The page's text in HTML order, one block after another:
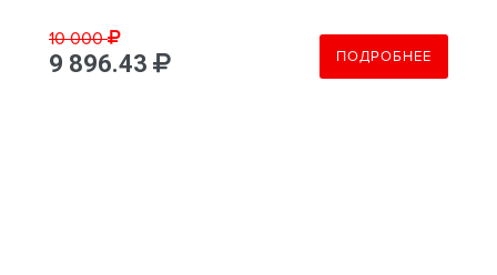
10 000
9 896.43 ПОДРОБНЕЕ